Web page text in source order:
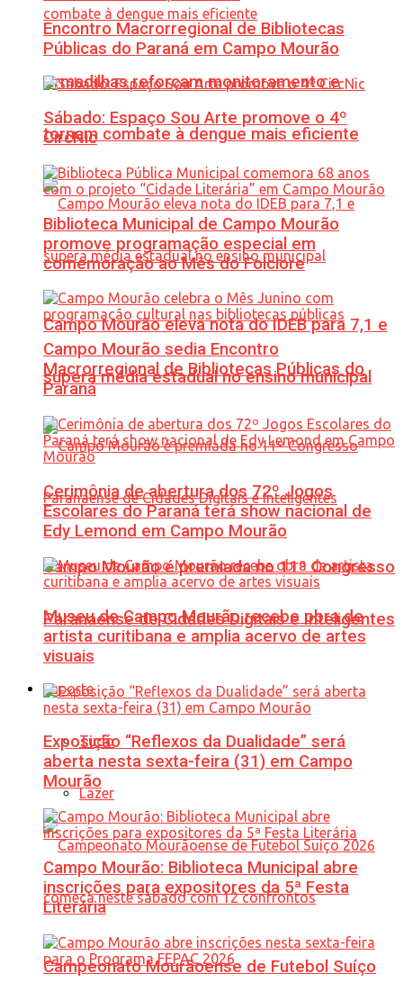
Armadilhas reforçam monitoramento e
tornam combate à dengue mais eficiente
Campo Mourão eleva nota do IDEB para 7,1 e
supera média estadual no ensino municipal
Campo Mourão é premiada no 11º Congresso
Paranaense de Cidades Digitais e Inteligentes
Esporte
Tudo
Lazer
Campeonato Mourãoense de Futebol Suíço
Encontro Macrorregional de Bibliotecas
Públicas do Paraná em Campo Mourão
Sábado: Espaço Sou Arte promove o 4º
CircNic
Biblioteca Municipal de Campo Mourão
promove programação especial em
comemoração ao Mês do Folclore
Campo Mourão sedia Encontro
Macrorregional de Bibliotecas Públicas do
Paraná
Cerimônia de abertura dos 72º Jogos
Escolares do Paraná terá show nacional de
Edy Lemond em Campo Mourão
Museu de Campo Mourão recebe obra de
artista curitibana e amplia acervo de artes
visuais
Exposição “Reflexos da Dualidade” será
aberta nesta sexta-feira (31) em Campo
Mourão
Campo Mourão: Biblioteca Municipal abre
inscrições para expositores da 5ª Festa
Literária